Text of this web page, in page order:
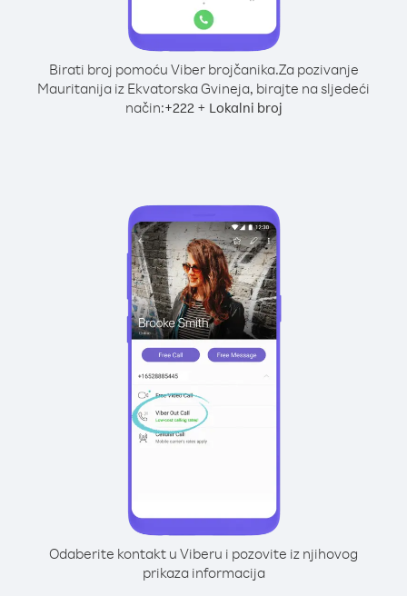
Birati broj pomoću Viber brojčanika.Za pozivanje
Mauritanija iz Ekvatorska Gvineja, birajte na sljedeći
način:+222+ Lokalni broj
Odaberite kontakt u Viberu i pozovite iz njihovog
prikaza informacija